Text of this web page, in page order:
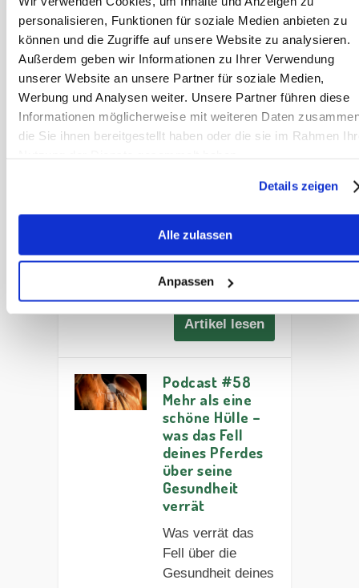
personalisieren, Funktionen für soziale Medien anbieten zu
können und die Zugriffe auf unsere Website zu analysieren.
Außerdem geben wir Informationen zu Ihrer Verwendung
unserer Website an unsere Partner für soziale Medien,
Werbung und Analysen weiter. Unsere Partner führen diese
Informationen möglicherweise mit weiteren Daten
die Sie ihnen bereitgestellt haben oder die sie im Rahmen
Details zeigen
Alle zulassen
Anpassen
Schwitzen,
Elektrolyte –
was Pferde bei
Sommerhitze
wirklich
brauchen
Wann braucht ein
Pferd Elektrolyte?
warum pauschale
Empfehlungen oft
irreführend sind.
Artikel lesen
Podcast #58
Mehr als eine
schöne Hülle –
was das Fell
deines Pferdes
über seine
Gesundheit
verrät
Was verrät das
Fell über die
Gesundheit deines